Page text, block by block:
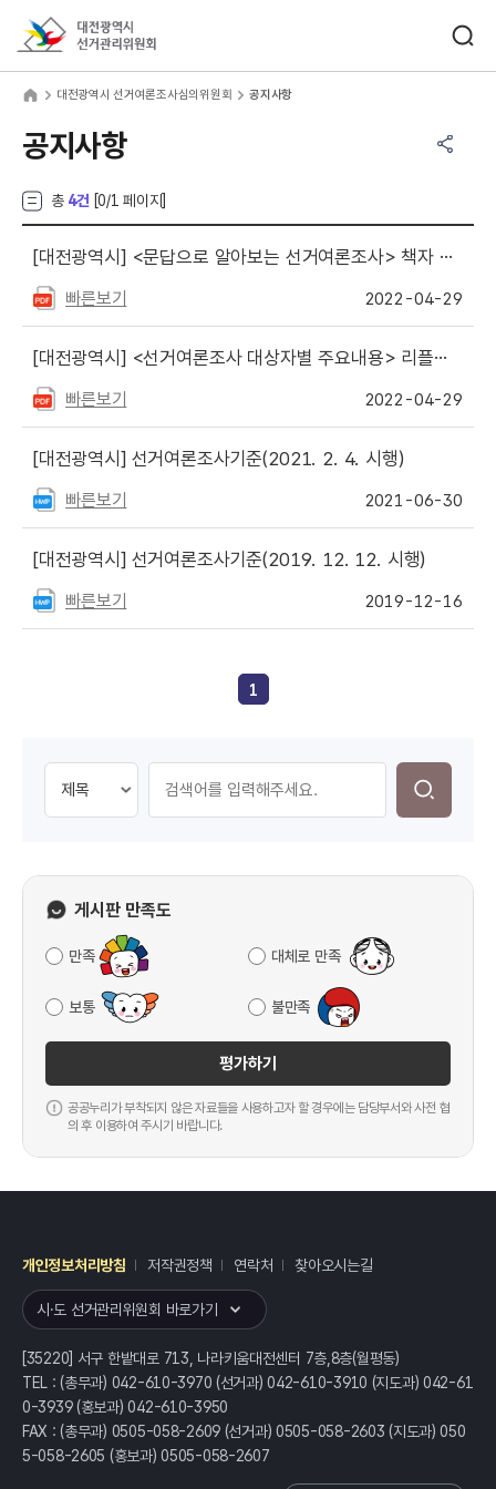
대전광역시 선거여론조사심의위원회 공지사항
공지사항
총 4건 [0/1 페이지]
[대전광역시] <문답으로 알아보는 선거여론조사> 책자 게시
빠른보기 2022-04-29
[대전광역시] <선거여론조사 대상자별 주요내용> 리플릿 게시
빠른보기 2022-04-29
[대전광역시] 선거여론조사기준(2021. 2. 4. 시행)
빠른보기 2021-06-30
[대전광역시] 선거여론조사기준(2019. 12. 12. 시행)
빠른보기 2019-12-16
1
게시판 만족도
만족 대체로 만족
보통 불만족
평가하기
공공누리가 부착되지 않은 자료들을 사용하고자 할 경우에는 담당부서와 사전 협
의 후 이용하여 주시기 바랍니다.
개인정보처리방침 저작권정책 연락처 찾아오시는길
시·도 선거관리위원회 바로가기
[35220] 서구 한밭대로 713, 나라키움대전센터 7층,8층(월평동)
TEL : (총무과) 042-610-3970 (선거과) 042-610-3910 (지도과) 042-61
0-3939 (홍보과) 042-610-3950
FAX : (총무과) 0505-058-2609 (선거과) 0505-058-2603 (지도과) 050
5-058-2605 (홍보과) 0505-058-2607